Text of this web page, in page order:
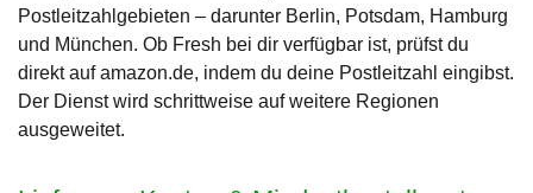
Postleitzahlgebieten – darunter Berlin, Potsdam, Hamburg
und München. Ob Fresh bei dir verfügbar ist, prüfst du
direkt auf amazon.de, indem du deine Postleitzahl eingibst.
Der Dienst wird schrittweise auf weitere Regionen
ausgeweitet.